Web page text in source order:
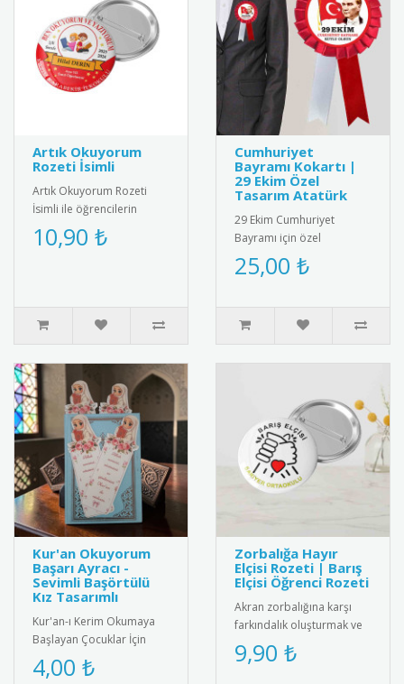
Artık Okuyorum
Rozeti İsimli
Artık Okuyorum Rozeti
İsimli ile öğrencilerin
başarısını kişiselleştirin!
Özel isim baskılı tasarımı..
10,90 ₺
Cumhuriyet
Bayramı Kokartı |
29 Ekim Özel
Tasarım Atatürk
29 Ekim Cumhuriyet
Bayramı için özel
tasarlanmış, kaliteli metal
ve emaye malzemeden
25,00 ₺
Kur'an Okuyorum
Başarı Ayracı -
Sevimli Başörtülü
Kız Tasarımlı
Kur'an-ı Kerim Okumaya
Başlayan Çocuklar İçin
Anlamlı Bir Hediye: Sevimli
Başörtülü Kız Tasarımlı Ku..
4,00 ₺
Zorbalığa Hayır
Elçisi Rozeti | Barış
Elçisi Öğrenci Rozeti
Akran zorbalığına karşı
farkındalık oluşturmak ve
barış elçisi öğrencileri
ödüllendirmek için tasarl..
9,90 ₺